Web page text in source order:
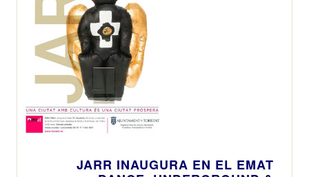
JARR INAUGURA EN EL EMAT